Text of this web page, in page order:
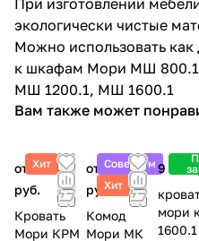
экологически чистые
Можно использовать
к шкафам Мори МШ
МШ 1200.1, МШ 1600.1
Вам также может
Хит
от 7 800
руб.
Кровать
Мори КРМ
Советуем
Хит
от 4 900
руб.
Комод
Мори МК
9 900
мори
1600.1